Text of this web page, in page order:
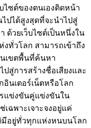
ไซต์ของตนเองติดหน้า
ปได้สูงสุดที่จะนำไปสู่
ด้วยเว็บไซต์เป็นหนึ่งใน
ทั่วโลก สามารถเข้าถึง
เขตพื้นที่ค้นหา
สู่การสร้างชื่อเสียงและ
อินเตอร์เน็ตหรือโลก
รแข่งขันคู่แข่งขันใน
เฉพาะเจาะจงอยู่แค่
อยู่ทั่วทุกแห่งหนบนโลก